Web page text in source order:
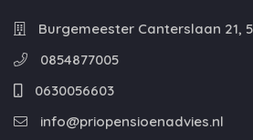
Burgemeester Canterslaan 21,
0854877005
0630056603
info@priopensioenadvies.nl